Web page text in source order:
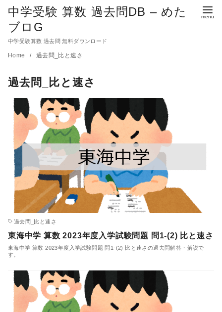
中学受験 算数 過去問DB – めた
ブロG
中学受験算数 過去問 無料ダウンロード
Home 過去問_比と速さ
過去問_比と速さ
過去問_比と速さ
東海中学 算数 2023年度入学試験問題 問1-(2) 比と速さ
東海中学 算数 2023年度入学試験問題 問1-(2) 比と速さの過去問解答・解説で
す。